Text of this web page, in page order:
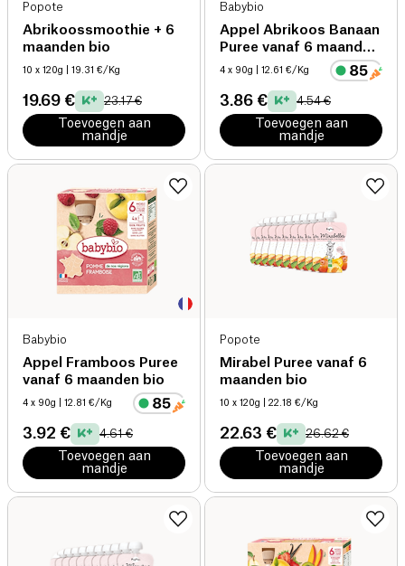
Popote
Abrikoossmoothie + 6
maanden bio
10 x 120g | 19.31 €/Kg
19.69 € 23.17 €
Toevoegen aan
mandje
Babybio
Appel Abrikoos Banaan
Puree vanaf 6 maanden
bio
4 x 90g | 12.61 €/Kg
3.86 € 4.54 €
Toevoegen aan
mandje
Babybio
Appel Framboos Puree
vanaf 6 maanden bio
4 x 90g | 12.81 €/Kg
3.92 € 4.61 €
Toevoegen aan
mandje
Popote
Mirabel Puree vanaf 6
maanden bio
10 x 120g | 22.18 €/Kg
22.63 € 26.62 €
Toevoegen aan
mandje